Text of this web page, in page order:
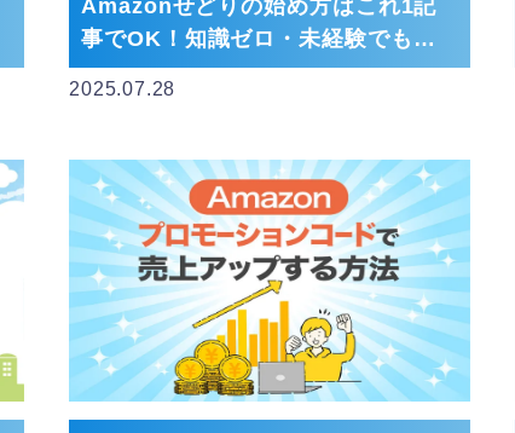
Amazonせどりの始め方はこれ1記
事でOK！知識ゼロ・未経験でも安
心の完全ガイド
2025.07.28